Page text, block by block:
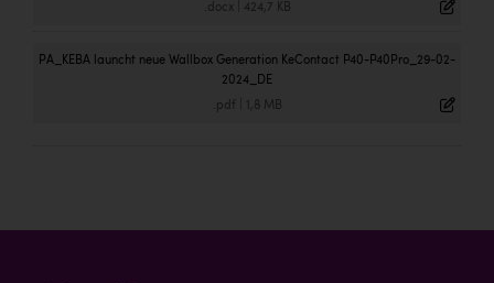
.docx| 424,7 KB
PA_KEBA launcht neue Wallbox Generation KeContact P40-P40Pro_29-02-
2024_DE
.pdf 1,8 MB